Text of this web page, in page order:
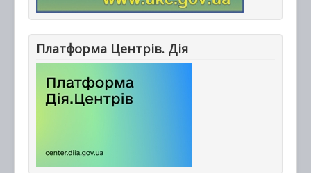
Платформа Центрів. Дія